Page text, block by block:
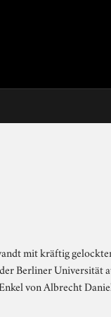
mit kräftig
Berliner
von Albrecht